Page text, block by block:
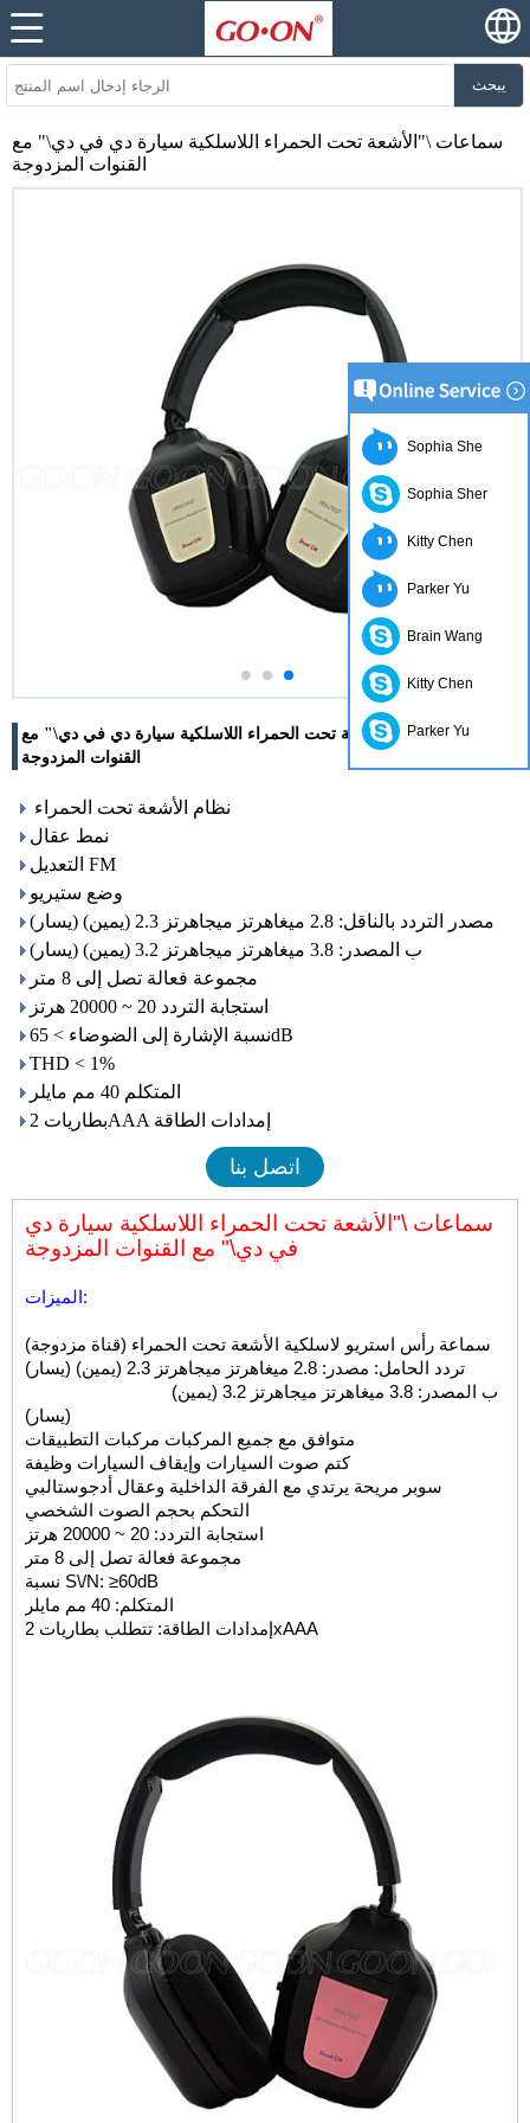
يبحث
سماعات \"الأشعة تحت الحمراء اللاسلكية سيارة دي في دي\" مع
القنوات المزدوجة
سماعات \"الأشعة تحت الحمراء اللاسلكية سيارة دي في دي\" مع
القنوات المزدوجة
نظام الأشعة تحت الحمراء
نمط عقال
التعديل FM
وضع ستيريو
مصدر التردد بالناقل: 2.8 ميغاهرتز ميجاهرتز 2.3 (يمين) (يسار)
ب المصدر: 3.8 ميغاهرتز ميجاهرتز 3.2 (يمين) (يسار)
مجموعة فعالة تصل إلى 8 متر
استجابة التردد 20 ~ 20000 هرتز
نسبة الإشارة إلى الضوضاء > 65dB
THD < 1%
المتكلم 40 مم مايلر
بطاريات 2AAA إمدادات الطاقة
اتصل بنا
سماعات \"الأشعة تحت الحمراء اللاسلكية سيارة دي
في دي\" مع القنوات المزدوجة
الميزات:
سماعة رأس استريو لاسلكية الأشعة تحت الحمراء (قناة مزدوجة)
تردد الحامل: مصدر: 2.8 ميغاهرتز ميجاهرتز 2.3 (يمين) (يسار)
(يسار)
متوافق مع جميع المركبات مركبات التطبيقات
كتم صوت السيارات وإيقاف السيارات وظيفة
سوبر مريحة يرتدي مع الفرقة الداخلية وعقال أدجوستالبي
التحكم بحجم الصوت الشخصي
استجابة التردد: 20 ~ 20000 هرتز
مجموعة فعالة تصل إلى 8 متر
نسبة S\/N: ≥60dB
المتكلم: 40 مم مايلر
إمدادات الطاقة: تتطلب بطاريات 2xAAA
Sophia She
Sophia Sher
Kitty Chen
Parker Yu
Brain Wang
Kitty Chen
Parker Yu